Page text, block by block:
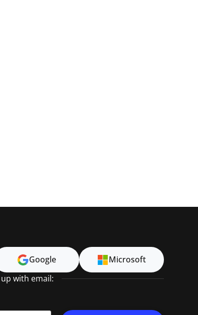
Google Microsoft
with email: